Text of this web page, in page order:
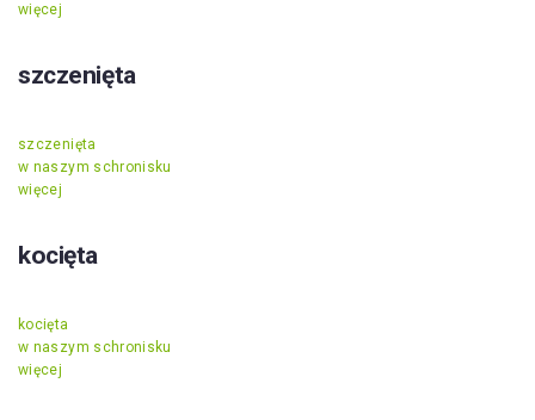
więcej
szczenięta
szczenięta
w naszym schronisku
więcej
kocięta
kocięta
w naszym schronisku
więcej